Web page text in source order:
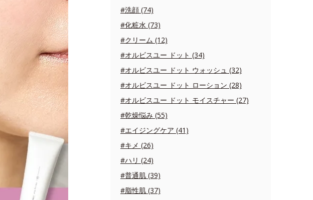
#洗顔 (74)
#化粧水 (73)
#クリーム (12)
#オルビスユー ドット (34)
#オルビスユー ドット ウォッシュ (32)
#オルビスユー ドット ローション (28)
#オルビスユー ドット モイスチャー (27)
#乾燥悩み (55)
#エイジングケア (41)
#キメ (26)
#ハリ (24)
#普通肌 (39)
#脂性肌 (37)